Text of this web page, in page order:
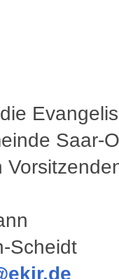
Saar-
Scheidt